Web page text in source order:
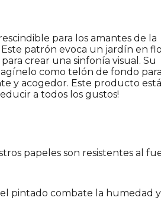
para los amantes de la
patrón evoca un jardín en
crear una sinfonía visual. Su
como telón de fondo
y acogedor. Este producto está
a todos los gustos!
papeles son resistentes al
pintado combate la humedad y